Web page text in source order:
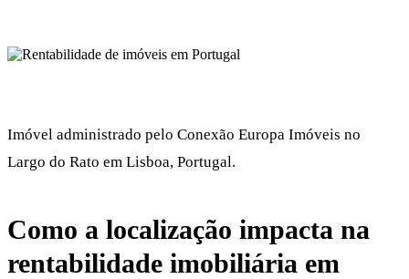
Imóvel administrado pelo Conexão Europa Imóveis no
Largo do Rato em Lisboa, Portugal.
Como a localização impacta na
rentabilidade imobiliária em